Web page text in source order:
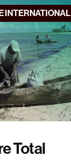
INTERNATIONAL
Total